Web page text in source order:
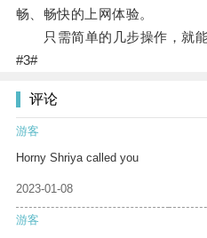
畅、畅快的上网体验。
只需简单的几步操作，就能
#3#
评论
游客
Horny Shriya called you
2023-01-08
游客